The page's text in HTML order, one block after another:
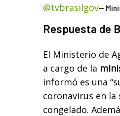
@tvbrasilgov—
Respuesta de
El Ministerio de
a cargo de la
informó es una
coronavirus en
congelado.